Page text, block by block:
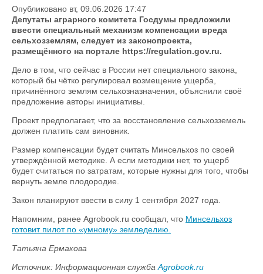
Опубликовано вт, 09.06.2026 17:47
Депутаты аграрного комитета Госдумы предложили
ввести специальный механизм компенсации вреда
сельхозземлям, следует из законопроекта,
размещённого на портале https://regulation.gov.ru.
Дело в том, что сейчас в России нет специального закона,
который бы чётко регулировал возмещение ущерба,
причинённого землям сельхозназначения, объяснили своё
предложение авторы инициативы.
Проект предполагает, что за восстановление сельхозземель
должен платить сам виновник.
Размер компенсации будет считать Минсельхоз по своей
утверждённой методике. А если методики нет, то ущерб
будет считаться по затратам, которые нужны для того, чтобы
вернуть земле плодородие.
Закон планируют ввести в силу 1 сентября 2027 года.
Напомним, ранее Agrobook.ru сообщал, что Минсельхоз
готовит пилот по «умному» земледелию.
Татьяна Ермакова
Источник: Информационная служба Agrobook.ru